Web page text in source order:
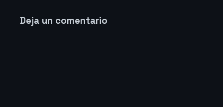
Deja un comentario